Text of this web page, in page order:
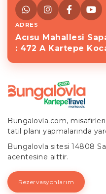
ADRES
Acısu Mahallesi
: 472 A Kartepe
Bungalovla.com,
tatil planı yapmalarında
Bungalovla sitesi 14808
acentesine aittir.
Rezervasyonlarım